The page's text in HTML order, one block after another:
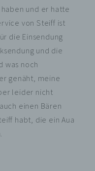
und er hatte
von Steiff ist
die Einsendung
und die
was noch
genäht, meine
leider nicht
einen Bären
habt, die ein Aua